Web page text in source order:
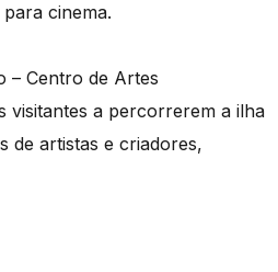
cinema.
– Centro de Artes
visitantes a percorrerem a ilha
de artistas e criadores,